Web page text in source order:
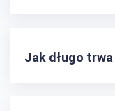
Jak długo